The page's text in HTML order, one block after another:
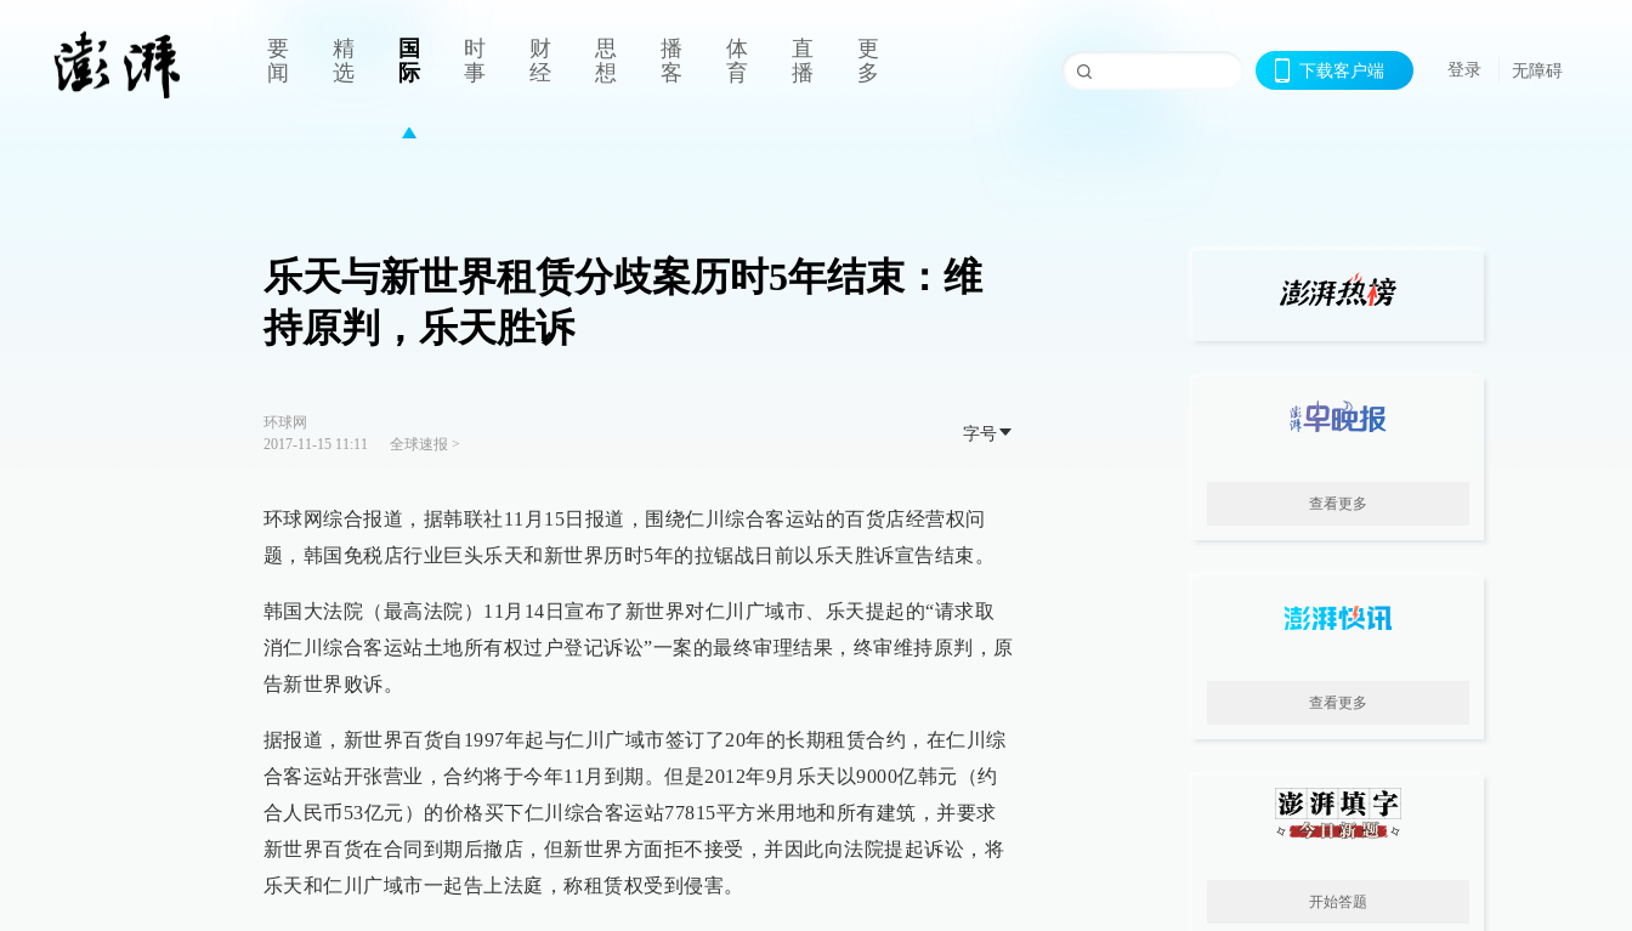
要
闻
精
选
国
际
时
事
财
经
思
想
播
客
体
育
直
播
更
多
下载客户端 登录 无障碍
乐天与新世界租赁分歧案历时5年结束：维
持原判，乐天胜诉
环球网
2017-11-15 11:11
全球速报 >
字号
环球网综合报道，据韩联社11月15日报道，围绕仁川综合客运站的百货店经营权问
题，韩国免税店行业巨头乐天和新世界历时5年的拉锯战日前以乐天胜诉宣告结束。
韩国大法院（最高法院）11月14日宣布了新世界对仁川广域市、乐天提起的“请求取
消仁川综合客运站土地所有权过户登记诉讼”一案的最终审理结果，终审维持原判，原
告新世界败诉。
据报道，新世界百货自1997年起与仁川广域市签订了20年的长期租赁合约，在仁川综
合客运站开张营业，合约将于今年11月到期。但是2012年9月乐天以9000亿韩元（约
合人民币53亿元）的价格买下仁川综合客运站77815平方米用地和所有建筑，并要求
新世界百货在合同到期后撤店，但新世界方面拒不接受，并因此向法院提起诉讼，将
乐天和仁川广域市一起告上法庭，称租赁权受到侵害。
查看更多
查看更多
开始答题